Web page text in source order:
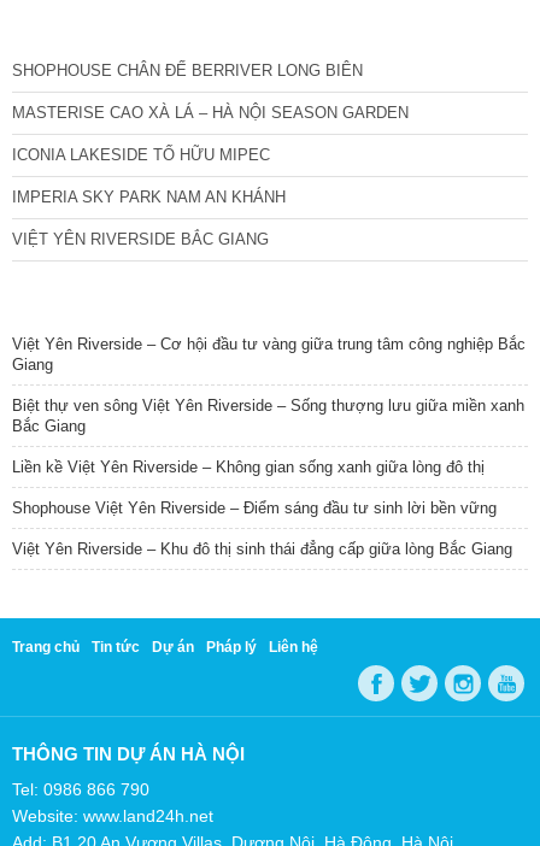
SHOPHOUSE CHÂN ĐẾ BERRIVER LONG BIÊN
MASTERISE CAO XÀ LÁ – HÀ NỘI SEASON GARDEN
ICONIA LAKESIDE TỐ HỮU MIPEC
IMPERIA SKY PARK NAM AN KHÁNH
VIỆT YÊN RIVERSIDE BẮC GIANG
Việt Yên Riverside – Cơ hội đầu tư vàng giữa trung tâm công nghiệp Bắc
Giang
Biệt thự ven sông Việt Yên Riverside – Sống thượng lưu giữa miền xanh
Bắc Giang
Liền kề Việt Yên Riverside – Không gian sống xanh giữa lòng đô thị
Shophouse Việt Yên Riverside – Điểm sáng đầu tư sinh lời bền vững
Việt Yên Riverside – Khu đô thị sinh thái đẳng cấp giữa lòng Bắc Giang
Trang chủ Tin tức Dự án Pháp lý Liên hệ
THÔNG TIN DỰ ÁN HÀ NỘI
Tel: 0986 866 790
Website: www.land24h.net